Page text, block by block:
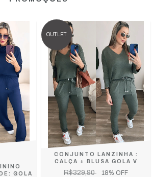
GOLA
OUTLET
CONJUNTO LANZINHA :
CALÇA + BLUSA GOLA V
R$329,90 18% OFF